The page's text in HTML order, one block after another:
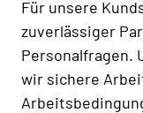
Für unsere
zuverlässiger
Personalfragen.
wir sichere